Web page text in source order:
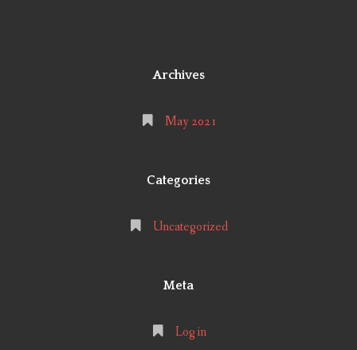
Archives
May 2021
Categories
Uncategorized
Meta
Log in